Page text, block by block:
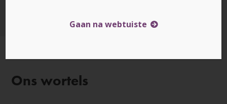
Ons wortels
Gaan na webtuiste